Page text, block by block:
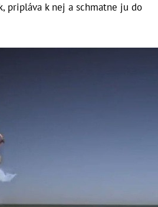
pripláva k nej a schmatne ju do